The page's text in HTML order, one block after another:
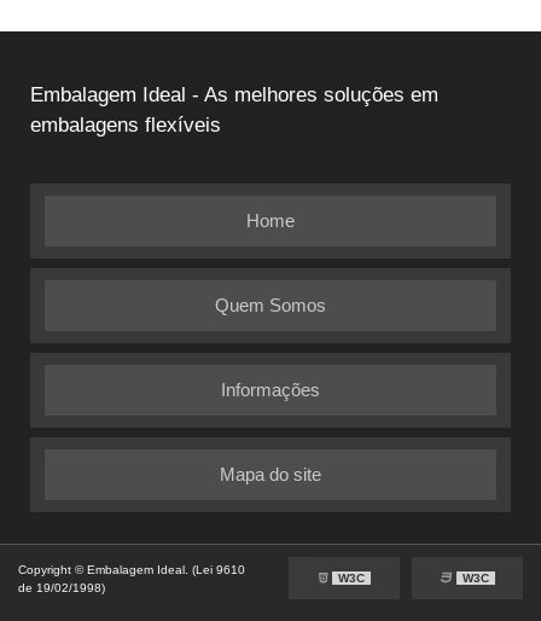
Embalagem Ideal - As melhores soluções em
embalagens flexíveis
Home
Quem Somos
Informações
Mapa do site
Copyright © Embalagem Ideal. (Lei 9610
de 19/02/1998)
W3C W3C